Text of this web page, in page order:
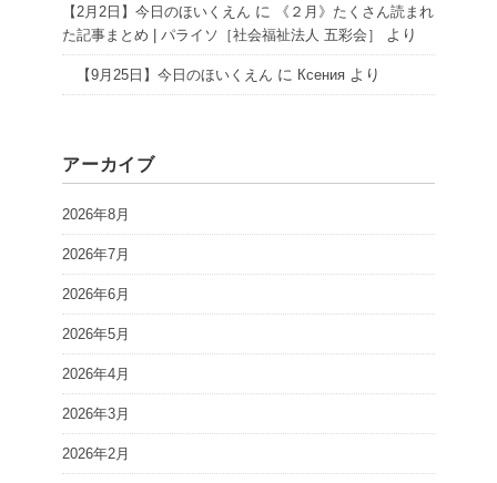
【2月2日】今日のほいくえん に
《２月》たくさん読まれ
た記事まとめ | パライソ［社会福祉法人 五彩会］
より
【9月25日】今日のほいくえん に Ксения より
アーカイブ
2026年8月
2026年7月
2026年6月
2026年5月
2026年4月
2026年3月
2026年2月